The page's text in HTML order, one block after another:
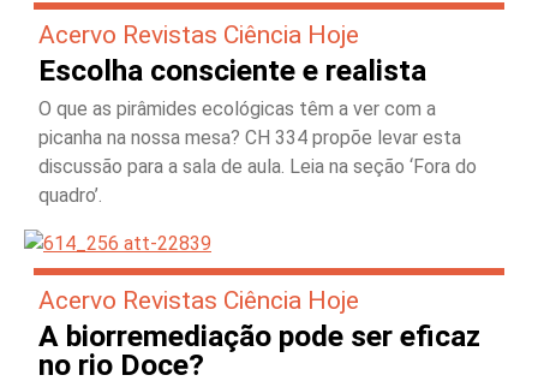
Acervo Revistas Ciência Hoje
Escolha consciente e realista
O que as pirâmides ecológicas têm a ver com a
picanha na nossa mesa? CH 334 propõe levar esta
discussão para a sala de aula. Leia na seção ‘Fora do
quadro’.
Acervo Revistas Ciência Hoje
A biorremediação pode ser eficaz
no rio Doce?